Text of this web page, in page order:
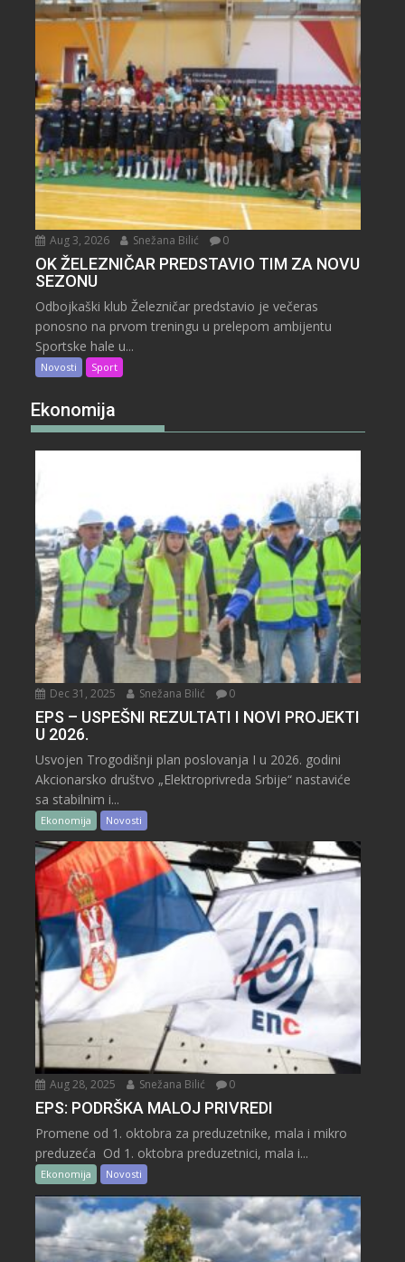
Aug 3, 2026 Snežana Bilić 0
OK ŽELEZNIČAR PREDSTAVIO TIM ZA NOVU
SEZONU
Odbojkaški klub Železničar predstavio je večeras
ponosno na prvom treningu u prelepom ambijentu
Sportske hale u...
Novosti Sport
Ekonomija
Dec 31, 2025 Snežana Bilić 0
EPS – USPEŠNI REZULTATI I NOVI PROJEKTI
U 2026.
Usvojen Trogodišnji plan poslovanja I u 2026. godini
Akcionarsko društvo „Elektroprivreda Srbije“ nastaviće
sa stabilnim i...
Ekonomija Novosti
Aug 28, 2025 Snežana Bilić 0
EPS: PODRŠKA MALOJ PRIVREDI
Promene od 1. oktobra za preduzetnike, mala i mikro
preduzeća Od 1. oktobra preduzetnici, mala i...
Ekonomija Novosti